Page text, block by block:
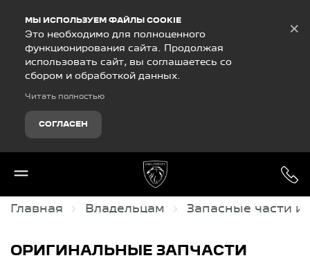
МЫ ИСПОЛЬЗУЕМ ФАЙЛЫ COOKIE
Это необходимо для полноценного
функционирования сайта. Продолжая
использовать сайт, вы соглашаетесь со
сбором и обработкой данных.
Читать полностью
СОГЛАСЕН
×
Главная Владельцам Запасные части и
ОРИГИНАЛЬНЫЕ ЗАПЧАСТИ